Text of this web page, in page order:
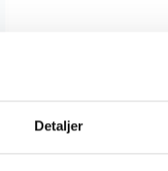
Detaljer
SAMMENLEGGBAR 18
CM